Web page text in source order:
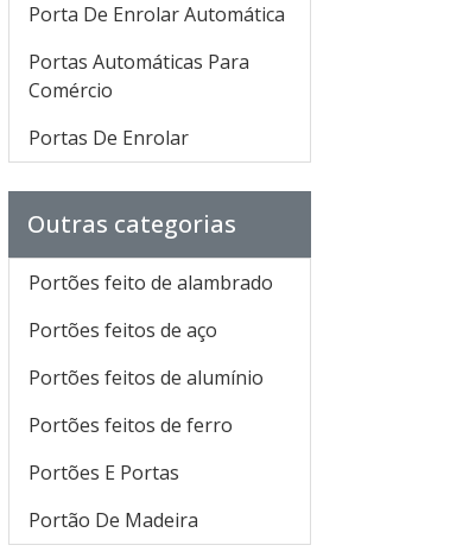
Porta De Enrolar Automática
Portas Automáticas Para
Comércio
Portas De Enrolar
Outras categorias
Portões feito de alambrado
Portões feitos de aço
Portões feitos de alumínio
Portões feitos de ferro
Portões E Portas
Portão De Madeira